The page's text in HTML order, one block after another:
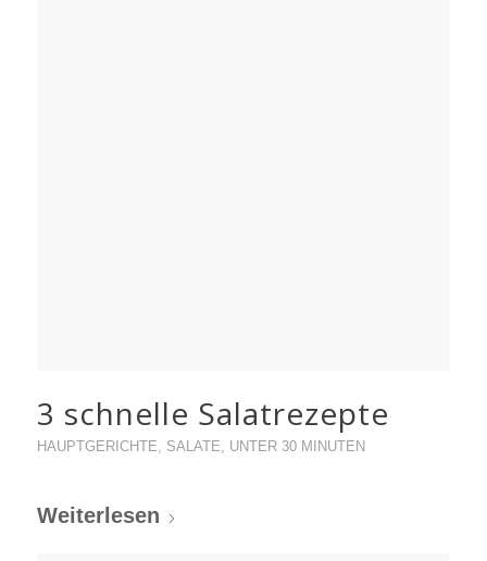
3 schnelle Salatrezepte
HAUPTGERICHTE, SALATE, UNTER 30 MINUTEN
Weiterlesen